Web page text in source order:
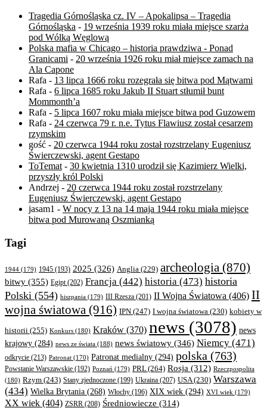
Tragedia Górnośląska cz. IV – Apokalipsa – Tragedia
Górnośląska - 19 września 1939 roku miała miejsce szarża
pod Wólką Węglową
Polska mafia w Chicago – historia prawdziwa - Ponad
Granicami - 20 września 1926 roku miał miejsce zamach na
Ala Capone
Rafa - 13 lipca 1666 roku rozegrała się bitwa pod Mątwami
Rafa - 6 lipca 1685 roku Jakub II Stuart stłumił bunt
Mommonth’a
Rafa - 5 lipca 1607 roku miała miejsce bitwa pod Guzowem
Rafa - 24 czerwca 79 r. n.e. Tytus Flawiusz został cesarzem
rzymskim
gość - 20 czerwca 1944 roku został rozstrzelany Eugeniusz
Świerczewski, agent Gestapo
ToTemat - 30 kwietnia 1310 urodził się Kazimierz Wielki,
przyszły król Polski
Andrzej - 20 czerwca 1944 roku został rozstrzelany
Eugeniusz Świerczewski, agent Gestapo
jasam1 - W nocy z 13 na 14 maja 1944 roku miała miejsce
bitwa pod Murowaną Oszmianką
Tagi
1944 (179) 1945 (193) 2025 (326) Anglia (229) archeologia (870)
bitwy (355) Egipt(202) Francja (442) historia (473) historia
Polski (554) hiszpania (179) III Rzesza (201) II Wojna Światowa (406) II
wojna światowa (916) IPN (247) I wojna światowa (230) kobiety w
historii (255) Konkurs (180) Kraków (370) news (3078) news
krajowy (284) news ze świata (188) news światowy (346) Niemcy (471)
odkrycie (213) Patronat (170) Patronat medialny (294) polska (763)
Powstanie Warszawskie (192) Poznań (179) PRL(264) Rosja (312) Rzeczpospolita
(180) Rzym (243) Stany zjednoczone (199) Ukraina (207) USA(230) Warszawa
(434) Wielka Brytania (268) Włochy (196) XIX wiek (294) XVI wiek (179)
XX wiek (404) ZSRR (208) Średniowiecze (314)